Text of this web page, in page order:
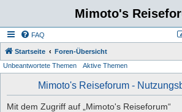
Mimoto's
FAQ
Startseite Foren-Übersicht
Unbeantwortete Themen Aktive Themen
Mimoto's Reiseforum -
Mit dem Zugriff auf „Mimoto's Reiseforum“